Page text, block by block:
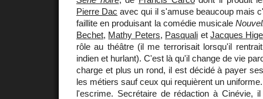
Pierre Dac avec qui il s'amuse beaucoup mais
faillite en produisant la comédie musicale
Bechet, Mathy Peters, Pasquali etJacques
rôle au théâtre (il me terrorisait lorsqu'il
indien et hurlant). C'est là qu'il change de vie
charge et plus un rond, il est décidé à payer
les métiers sauf ceux qui requièrent un
l'escrime. Secrétaire de rédaction à Cinévie,